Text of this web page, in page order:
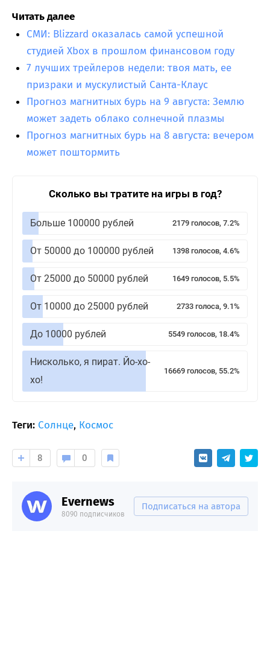
Читать далее
СМИ: Blizzard оказалась самой успешной
студией Xbox в прошлом финансовом году
7 лучших трейлеров недели: твоя мать, ее
призраки и мускулистый Санта-Клаус
Прогноз магнитных бурь на 9 августа: Землю
может задеть облако солнечной плазмы
Прогноз магнитных бурь на 8 августа: вечером
может поштормить
Сколько вы тратите на игры в год?
Больше 100000 рублей 2179 голосов, 7.2%
От 50000 до 100000 рублей 1398 голосов, 4.6%
От 25000 до 50000 рублей 1649 голосов, 5.5%
От 10000 до 25000 рублей 2733 голоса, 9.1%
До 10000 рублей 5549 голосов, 18.4%
Нисколько, я пират. Йо-хо-
хо!
16669 голосов, 55.2%
Теги: Солнце, Космос
8 0
Evernews
8090 подписчиков
Подписаться на автора